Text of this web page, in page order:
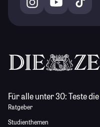
Für alle unter 30:Teste die
Ratgeber
Studienthemen